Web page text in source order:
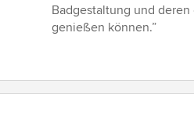
Badgestaltung und
genießen können.”